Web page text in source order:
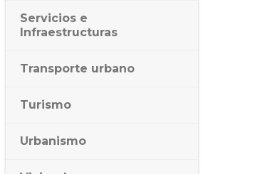
Servicios e
Infraestructuras
Transporte urbano
Turismo
Urbanismo